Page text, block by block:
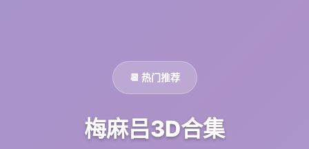
📆 热门推荐
梅麻吕3D合集